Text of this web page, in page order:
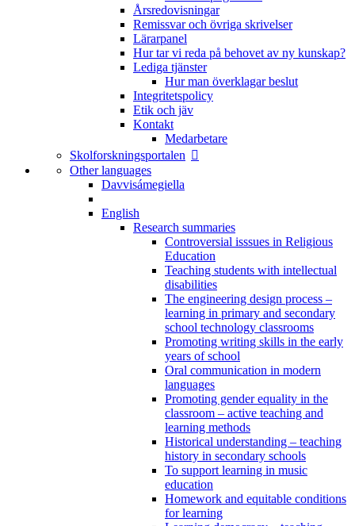
Årsredovisningar
Remissvar och övriga skrivelser
Lärarpanel
Hur tar vi reda på behovet av ny kunskap?
Lediga tjänster
Hur man överklagar beslut
Integritetspolicy
Etik och jäv
Kontakt
Medarbetare
Skolforskningsportalen
Other languages
Davvisámegiella
English
Research summaries
Controversial isssues in Religious
Education
Teaching students with intellectual
disabilities
The engineering design process –
learning in primary and secondary
school technology classrooms
Promoting writing skills in the early
years of school
Oral communication in modern
languages
Promoting gender equality in the
classroom – active teaching and
learning methods
Historical understanding – teaching
history in secondary schools
To support learning in music
education
Homework and equitable conditions
for learning